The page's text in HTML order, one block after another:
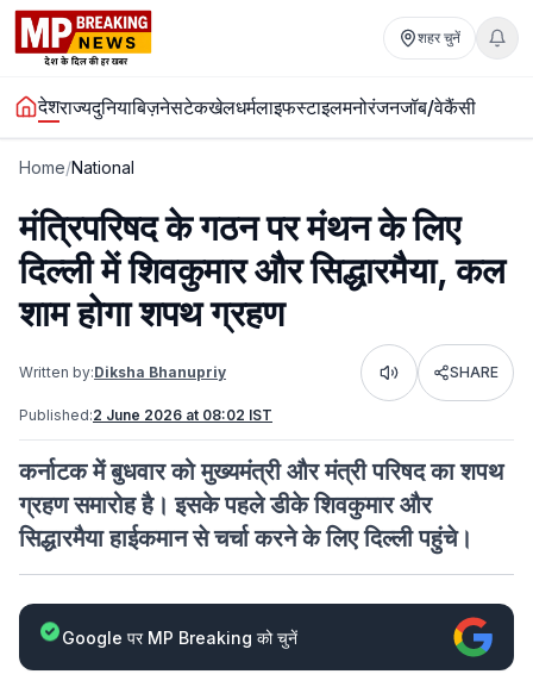
शहर चुनें
देशराज्यदुनियाबिज़नेसटेकखेलधर्मलाइफस्टाइलमनोरंजनजॉब/वेकैंसी
Home/National
मंत्रिपरिषद के गठन पर मंथन के लिए
दिल्ली में शिवकुमार और सिद्धारमैया, कल
शाम होगा शपथ ग्रहण
Written by:Diksha Bhanupriy Listen SHARE
Published:2 June 2026 at 08:02 IST
कर्नाटक में बुधवार को मुख्यमंत्री और मंत्री परिषद का शपथ
ग्रहण समारोह है। इसके पहले डीके शिवकुमार और
सिद्धारमैया हाईकमान से चर्चा करने के लिए दिल्ली पहुंचे।
Google पर MP Breaking को चुनें